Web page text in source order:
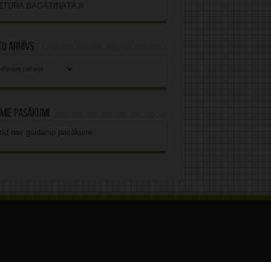
BAGĀTINĀTĀJI
arhīvs
pasākumi
nav gaidāmo pasākumi.